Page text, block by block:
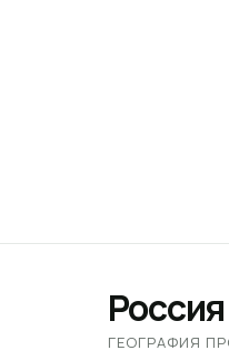
Россия
ГЕОГРАФИЯ